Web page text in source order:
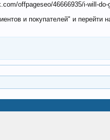
offpageseo/46666935/i-will-
и покупателей" и